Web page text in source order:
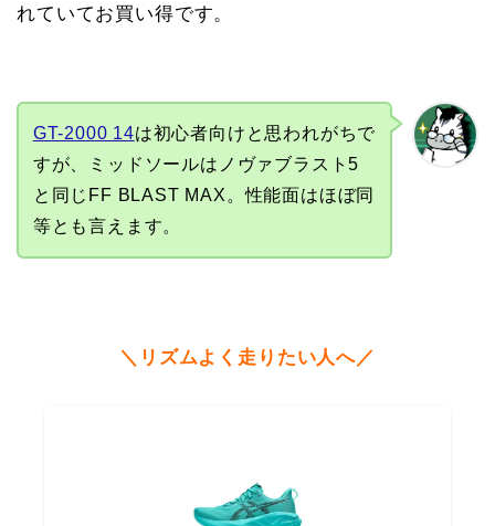
れていてお買い得です。
GT-2000 14は初心者向けと思われがちで
すが、ミッドソールはノヴァブラスト5
と同じFF BLAST MAX。性能面はほぼ同
等とも言えます。
＼リズムよく走りたい人へ／